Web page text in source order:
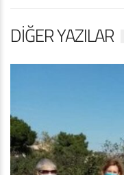
DIĞER YAZILAR